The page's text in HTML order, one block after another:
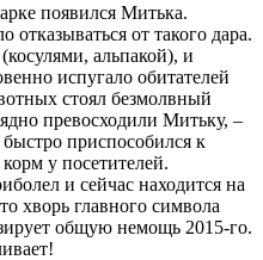
появился Митька.
от такого дара.
альпакой), и
испугало обитателей
стоял безмолвный
превосходили Митьку, –
приспособился к
у посетителей.
и сейчас находится на
хворь главного символа
общую немощь 2015-го.